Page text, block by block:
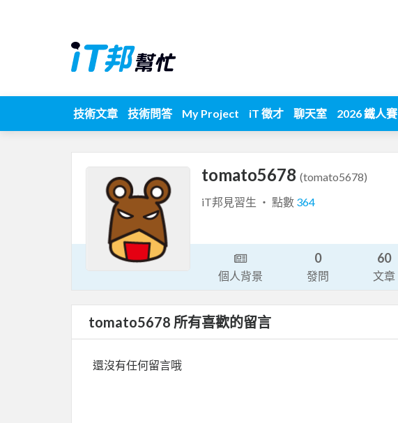
技術文章 技術問答 My Project iT 徵才 聊天室 2026 鐵人賽
tomato5678 (tomato5678)
iT邦見習生 ‧ 點數 364
個人背景
0
發問
60
文章
tomato5678 所有喜歡的留言
還沒有任何留言哦